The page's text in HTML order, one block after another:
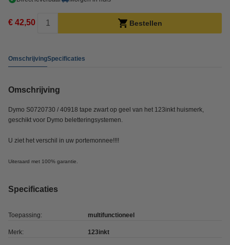
€ 42,50 Bestellen
OmschrijvingSpecificaties
Omschrijving
Dymo S0720730 / 40918 tape zwart op geel van het 123inkt huismerk,
geschikt voor Dymo beletteringsystemen.
U ziet het verschil in uw portemonnee!!!!
Uiteraard met 100% garantie.
Specificaties
Toepassing: multifunctioneel
Merk: 123inkt